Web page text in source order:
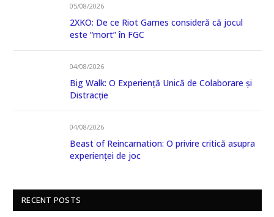
05/08/2026
2XKO: De ce Riot Games consideră că jocul
este “mort” în FGC
04/08/2026
Big Walk: O Experiență Unică de Colaborare și
Distracție
04/08/2026
Beast of Reincarnation: O privire critică asupra
experienței de joc
RECENT POSTS